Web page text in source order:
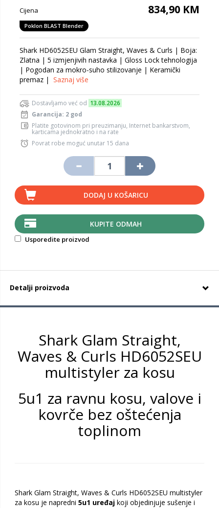
Cijena 834,90 KM
Poklon BLAST Blender
Shark HD6052SEU Glam Straight, Waves & Curls | Boja:
Zlatna | 5 izmjenjivih nastavka | Gloss Lock tehnologija
| Pogodan za mokro-suho stilizovanje | Keramički
premaz | Saznaj više
Dostavljamo već od 13.08.2026
Garancija: 2 god
Platite gotovinom pri preuzimanju, Internet bankarstvom,
karticama jednokratno i na rate
Povrat robe moguć unutar 15 dana
DODAJ U KOŠARICU
KUPITE ODMAH
Usporedite proizvod
Detalji proizvoda
Shark Glam Straight,
Waves & Curls HD6052SEU
multistyler za kosu
5u1 za ravnu kosu, valove i
kovrče bez oštećenja
toplinom
Shark Glam Straight, Waves & Curls HD6052SEU multistyler
za kosu je napredni 5u1 uređaj koji objedinjuje sušenje i